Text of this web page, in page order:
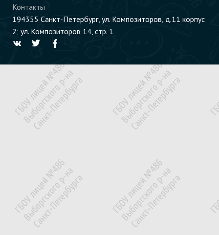
Контакты
194355 Cанкт-Петербург, ул. Композиторов, д.11 корпус
2; ул. Композиторов 14, стр. 1